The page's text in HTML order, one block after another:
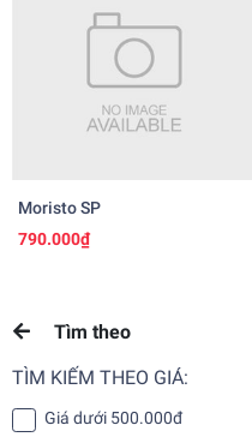
Moristo SP
790.000₫
Tìm theo
TÌM KIẾM THEO GIÁ:
Giá dưới 500.000đ